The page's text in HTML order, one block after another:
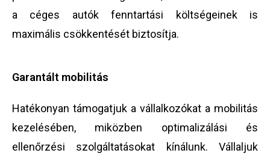
a céges autók fenntartási költségeinek is
maximális csökkentését biztosítja.
Garantált mobilitás
Hatékonyan támogatjuk a vállalkozókat a mobilitás
kezelésében, miközben optimalizálási és
ellenőrzési szolgáltatásokat kínálunk. Vállaljuk